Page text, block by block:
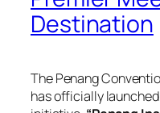
Destination
The Penang
has officially